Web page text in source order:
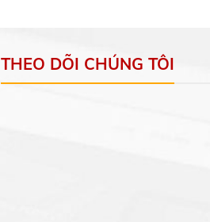
THEO DÕI CHÚNG TÔI